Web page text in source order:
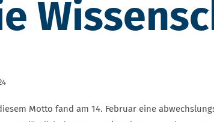
Motto fand am 14. Februar eine